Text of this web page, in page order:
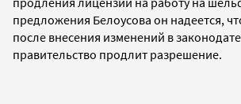
предложения Белоусова он надеется,
после внесения изменений в
правительство продлит разрешение.